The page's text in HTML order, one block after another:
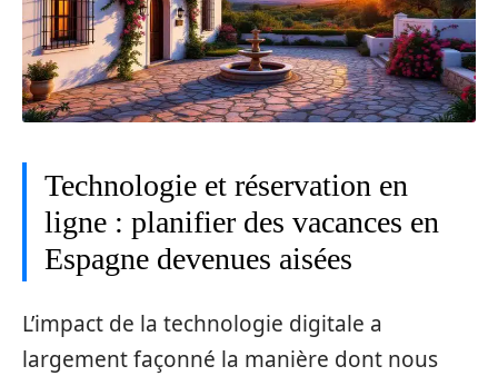
Technologie et réservation en
ligne : planifier des vacances en
Espagne devenues aisées
L’impact de la technologie digitale a
largement façonné la manière dont nous